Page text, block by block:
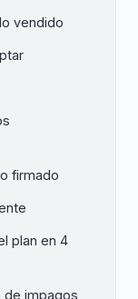
vendido
firmado
plan en 4
de impagos